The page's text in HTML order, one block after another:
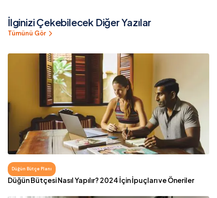
İlginizi Çekebilecek Diğer Yazılar
Tümünü Gör
Düğün Bütçe Planı
Düğün Bütçesi Nasıl Yapılır? 2024 İçin İpuçları ve Öneriler